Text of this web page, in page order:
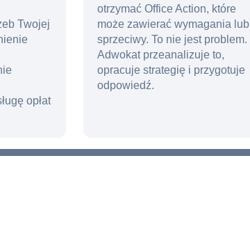
Twojej
opłat
otrzymać Office Action, które
może zawierać wymagania lub
sprzeciwy. To nie jest problem.
Adwokat przeanalizuje to,
opracuje strategię i przygotuje
odpowiedź.